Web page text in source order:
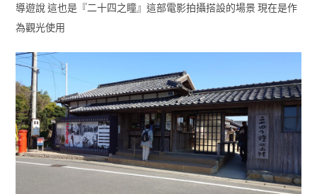
導遊說 這也是『二十四之瞳』這部電影拍攝搭設的場景 現在是作
為觀光使用